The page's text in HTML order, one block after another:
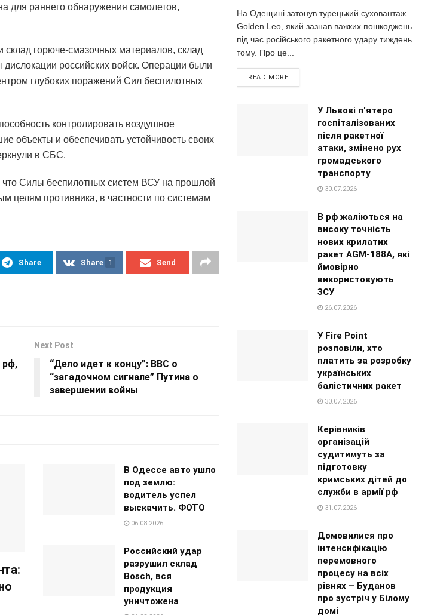
для раннего обнаружения самолетов,
горюче-смазочных материалов, склад
российских войск. Операции были
глубоких поражений Сил беспилотных
контролировать воздушное
объекты и обеспечивать устойчивость своих
в СБС.
Силы беспилотных систем ВСУ на прошлой
целям противника, в частности по системам
Share Share 1 Send
рф,
Next Post
“Дело идет к концу”: BBC о
“загадочном сигнале” Путина о
завершении войны
В Одессе авто ушло
под землю:
водитель успел
выскачить. ФОТО
06.08.2026
Российский удар
разрушил склад
Bosch, вся
продукция
уничтожена
На Одещині затонув турецький суховантаж
Golden Leo, який зазнав важких пошкоджень
під час російського ракетного удару тиждень
тому. Про це...
READ MORE
У Львові п'ятеро
госпіталізованих
після ракетної
атаки, змінено рух
громадського
транспорту
30.07.2026
В рф жаліються на
високу точність
нових крилатих
ракет AGM-188A, які
ймовірно
використовують
ЗСУ
26.07.2026
У Fire Point
розповіли, хто
платить за розробку
українських
балістичних ракет
30.07.2026
Керівників
організацій
судитимуть за
підготовку
кримських дітей до
служби в армії рф
31.07.2026
Домовилися про
інтенсифікацію
перемовного
процесу на всіх
рівнях – Буданов
про зустріч у Білому
домі